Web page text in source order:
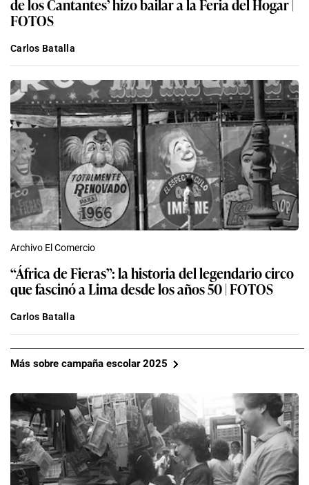
FOTOS
Carlos Batalla
Archivo El Comercio
“África de Fieras”: la historia del legendario circo
que fascinó a Lima desde los años 50 | FOTOS
Carlos Batalla
Más sobre campaña escolar 2025